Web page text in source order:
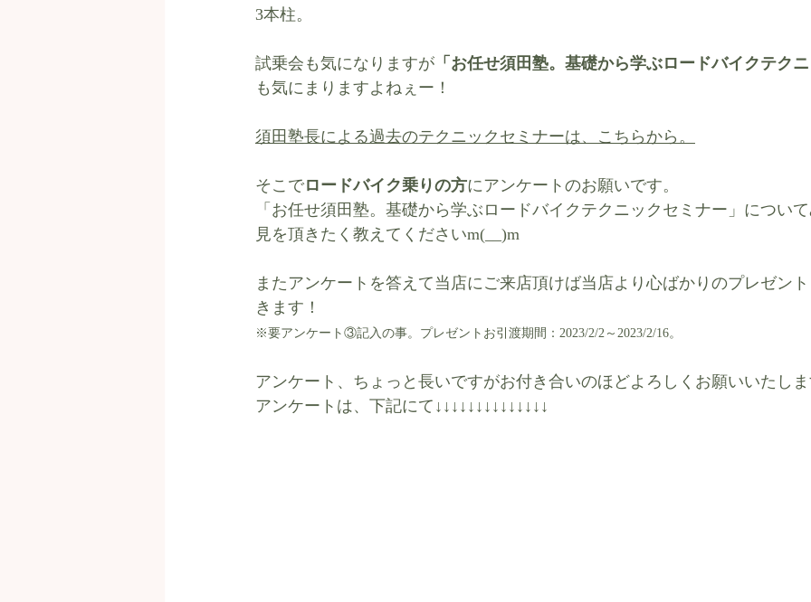
3本柱。
試乗会も気になりますが 「お任せ須田塾。基礎から学ぶロードバイクテク
も気にまりますよねぇー！
須田塾長による過去のテクニックセミナーは、こちらから。
そこでロードバイク乗りの方にアンケートのお願いです。
「お任せ須田塾。基礎から学ぶロードバイクテクニックセミナー」につい
見を頂きたく教えてくださいm(__)m
またアンケートを答えて当店にご来店頂けば当店より心ばかりのプレゼン
きます！
※要アンケート③記入の事。プレゼントお引渡期間：2023/2/2～2023/2/16。
アンケート、ちょっと長いですがお付き合いのほどよろしくお願いいたし
アンケートは、下記にて↓↓↓↓↓↓↓↓↓↓↓↓↓↓